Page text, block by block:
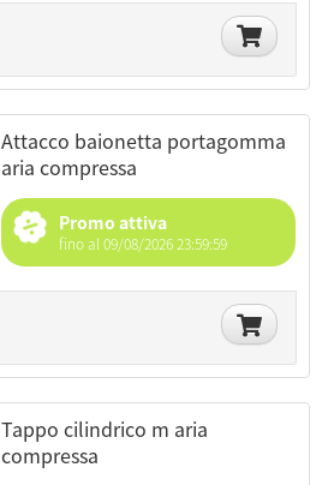
attacco baionetta portagomma
aria compressa
Promo attiva
fino al 09/08/2026 23:59:59
tappo cilindrico m aria
compressa